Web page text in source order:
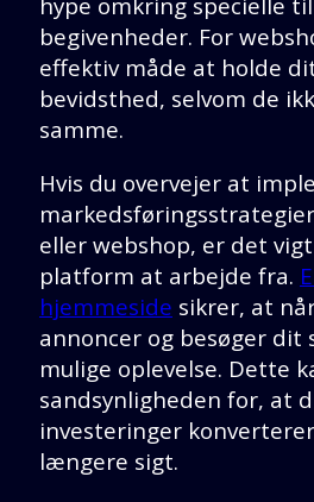
hype omkring specielle
begivenheder. For
effektiv måde at holde
bevidsthed, selvom de
samme.
Hvis du overvejer at
eller webshop, er det
platform at arbejde fra.
hjemmeside sikrer, at
annoncer og besøger
mulige oplevelse. Dette
sandsynligheden for, at
investeringer
længere sigt.